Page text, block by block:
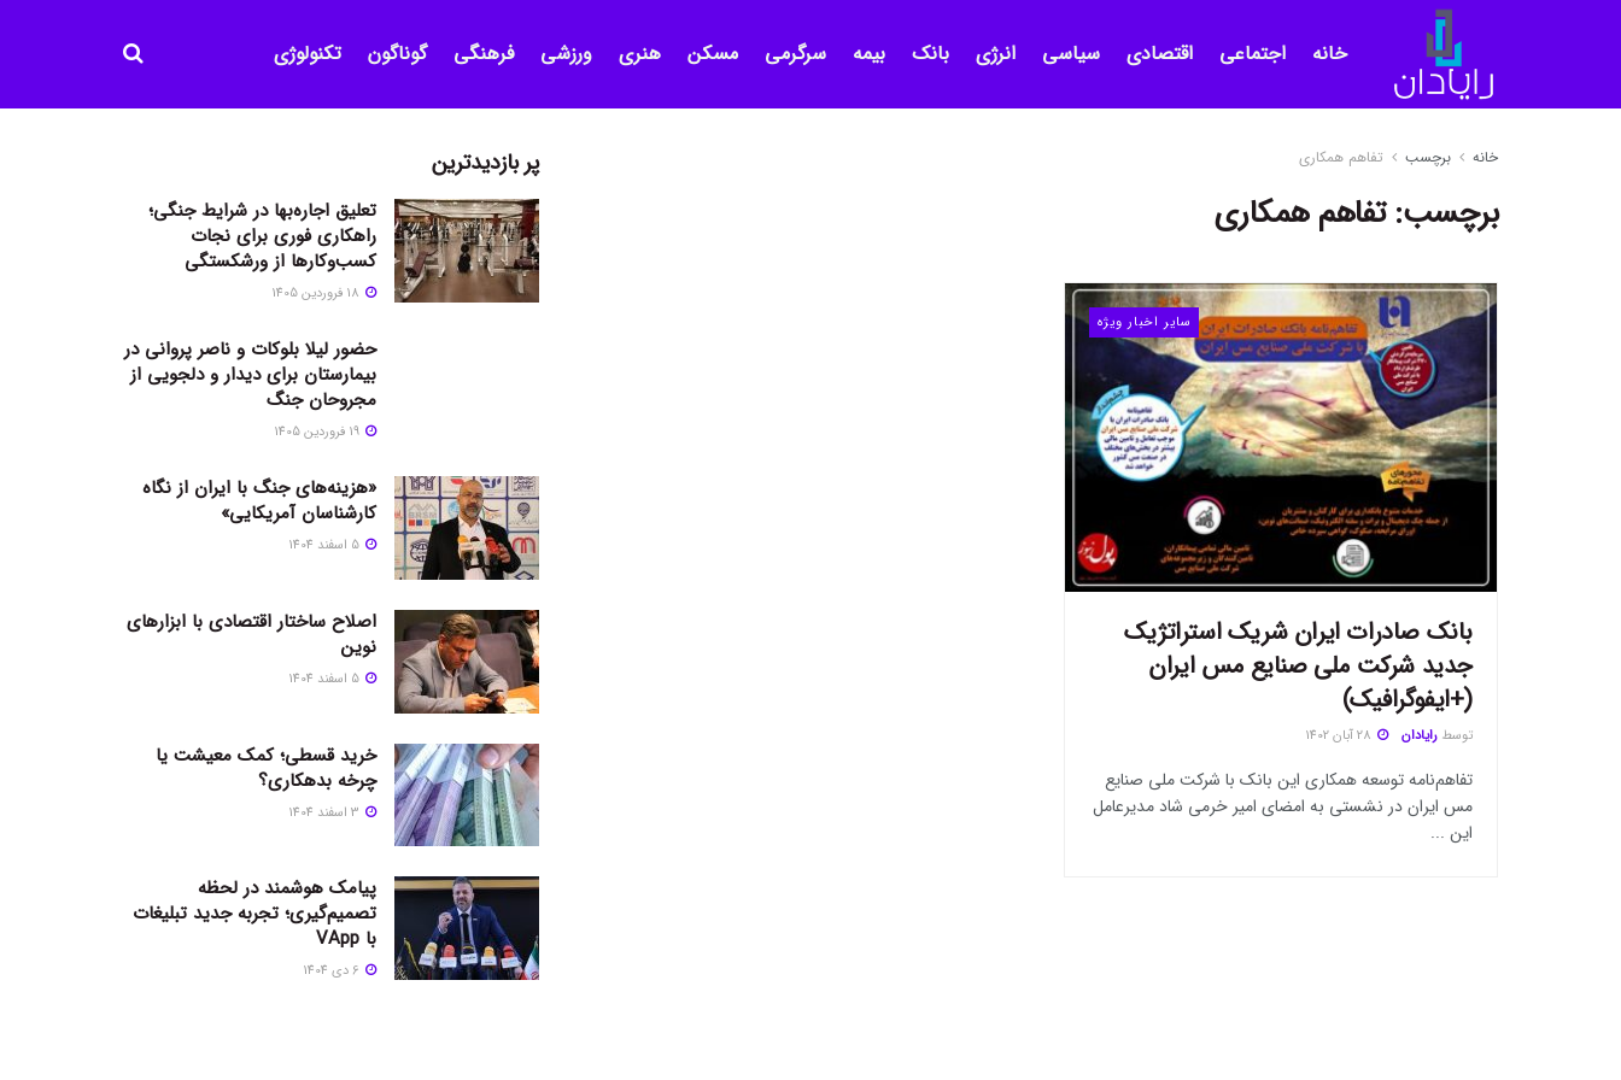
خانه اجتماعی اقتصادی سیاسی انرژی بانک بیمه سرگرمی مسکن هنری ورزشی فرهنگی گوناگون تکنولوژی
خانه برچسب تفاهم همکاری
برچسب:تفاهم همکاری
سایر اخبار ویژه
بانک صادرات ایران شریک استراتژیک
جدید شرکت ملی صنایع مس ایران
(+ایفوگرافیک)
توسط رایادان
تفاهم‌نامه توسعه همکاری این بانک با شرکت ملی صنایع
مس ایران در نشستی به امضای امیر خرمی شاد مدیرعامل
این ...
پر بازدیدترین
تعلیق اجاره‌بها در شرایط جنگی؛
راهکاری فوری برای نجات
کسب‌وکارها از ورشکستگی
حضور لیلا بلوکات و ناصر پروانی در
بیمارستان برای دیدار و دلجویی از
مجروحان جنگ
«هزینه‌های جنگ با ایران از نگاه
کارشناسان آمریکایی»
اصلاح ساختار اقتصادی با ابزارهای
نوین
خرید قسطی؛ کمک معیشت یا
چرخه بدهکاری؟
پیامک هوشمند در لحظه
تصمیم‌گیری؛ تجربه جدید تبلیغات
با VApp